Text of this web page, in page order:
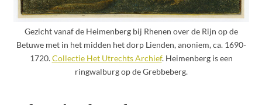
Gezicht vanaf de Heimenberg bij Rhenen over de Rijn op de
Betuwe met in het midden het dorp Lienden, anoniem, ca. 1690-
1720.Collectie Het Utrechts Archief. Heimenberg is een
ringwalburg op de Grebbeberg.